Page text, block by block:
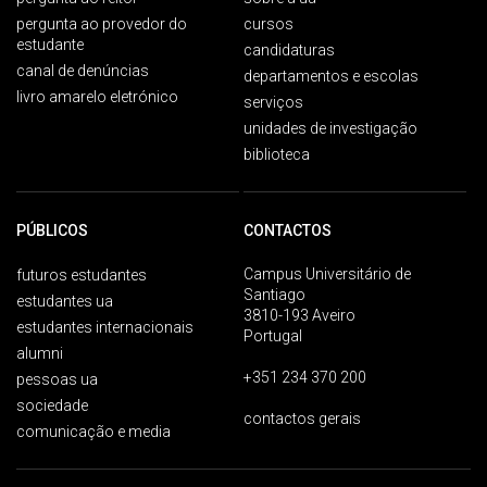
pergunta ao provedor do
estudante
canal de denúncias
livro amarelo eletrónico
cursos
candidaturas
departamentos e escolas
serviços
unidades de investigação
biblioteca
PÚBLICOS
futuros estudantes
estudantes ua
estudantes internacionais
alumni
pessoas ua
sociedade
comunicação e media
CONTACTOS
Campus Universitário de
Santiago
3810-193 Aveiro
Portugal
+351 234 370 200
contactos gerais